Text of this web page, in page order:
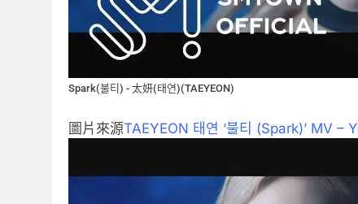
Spark(불티) - 太妍(태연)(TAEYEON)
圖片來源TAEYEON 태연 ‘불티 (Spark)’ MV –